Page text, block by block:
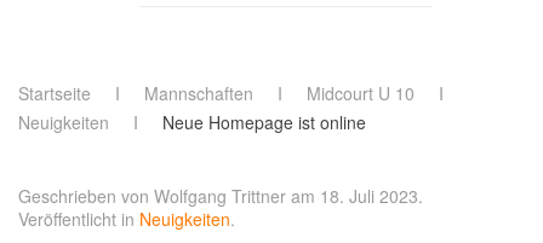
Startseite Mannschaften
Midcourt U 10
Neuigkeiten
Neue Homepage ist online
Geschrieben von Wolfgang Trittner am 18. Juli 2023.
Veröffentlicht in Neuigkeiten.